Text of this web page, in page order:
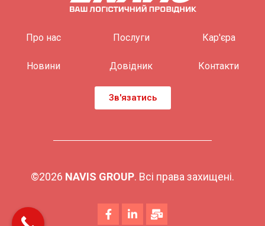
Про нас Послуги Кар'єра
Новини Довідник Контакти
Зв'язатись
©2026 NAVIS GROUP. Всі права захищені.